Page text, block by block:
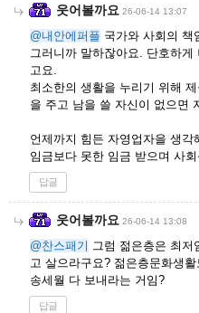
웃어볼까요 26-06-14 13:07
@내안에퍼플 국가와 사회의 책
그러니까 말하잖아요. 단호하
고요.
최소한의 생활을 누리기 위해
을 주고 남을 쓸 자신이 없으면
언제까지 힘든 자영업자을 생
임금보다 못한 임금 받으며 사
답글
웃어볼까요 26-06-14 13:08
@찬스패기 그럼 젊은층은 최저
고 살으라구요? 젊은층문화생
송세월 다 보내라는 거임?
답글